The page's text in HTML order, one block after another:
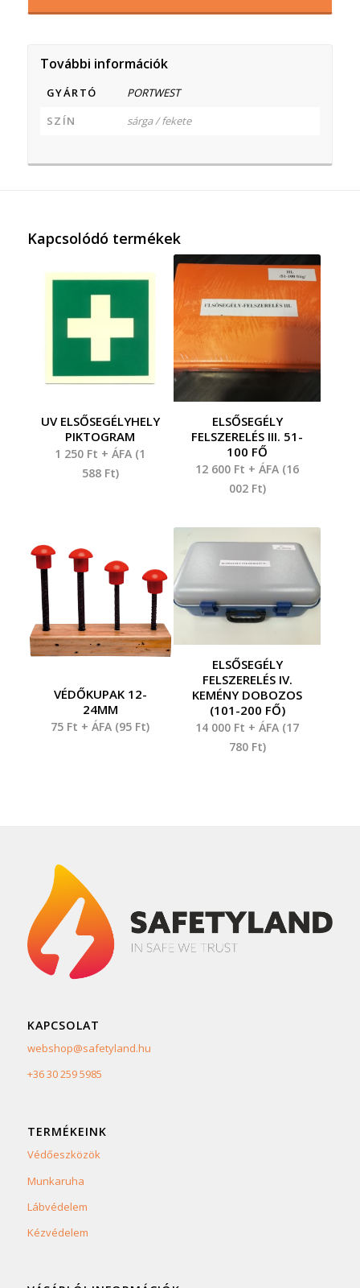
További információk
GYÁRTÓ
PORTWEST
SZÍN
sárga / fekete
Kapcsolódó termékek
UV ELSŐSEGÉLYHELY
PIKTOGRAM
1 250 Ft + ÁFA (1
588 Ft)
ELSŐSEGÉLY
FELSZERELÉS III. 51-
100 FŐ
12 600 Ft + ÁFA (16
002 Ft)
VÉDŐKUPAK 12-
24MM
75 Ft + ÁFA (95 Ft)
ELSŐSEGÉLY
FELSZERELÉS IV.
KEMÉNY DOBOZOS
(101-200 FŐ)
14 000 Ft + ÁFA (17
780 Ft)
KAPCSOLAT
webshop@safetyland.hu
+36 30 259 5985
TERMÉKEINK
Védőeszközök
Munkaruha
Lábvédelem
Kézvédelem